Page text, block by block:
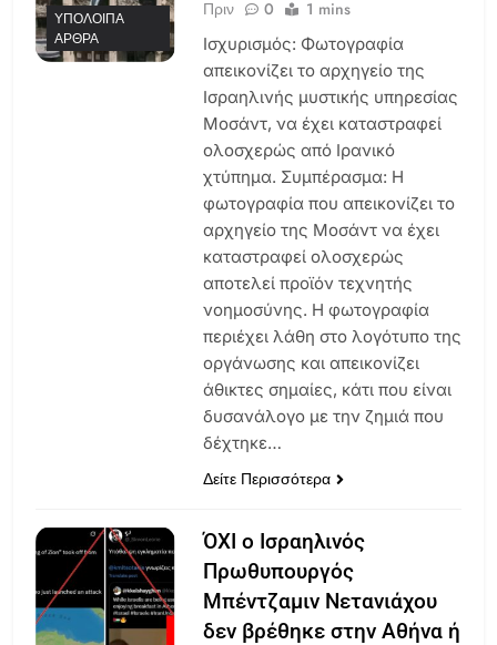
ΥΠΌΛΟΙΠΑ
ΆΡΘΡΑ
Πριν 0 1 mins
Ισχυρισμός: Φωτογραφία
απεικονίζει το αρχηγείο της
Ισραηλινής μυστικής υπηρεσίας
Μοσάντ, να έχει καταστραφεί
ολοσχερώς από Ιρανικό
χτύπημα. Συμπέρασμα: Η
φωτογραφία που απεικονίζει το
αρχηγείο της Μοσάντ να έχει
καταστραφεί ολοσχερώς
αποτελεί προϊόν τεχνητής
νοημοσύνης. Η φωτογραφία
περιέχει λάθη στο λογότυπο της
οργάνωσης και απεικονίζει
άθικτες σημαίες, κάτι που είναι
δυσανάλογο με την ζημιά που
δέχτηκε…
Δείτε Περισσότερα
ΌΧΙ ο Ισραηλινός
Πρωθυπουργός
Μπέντζαμιν Νετανιάχου
δεν βρέθηκε στην Αθήνα ή